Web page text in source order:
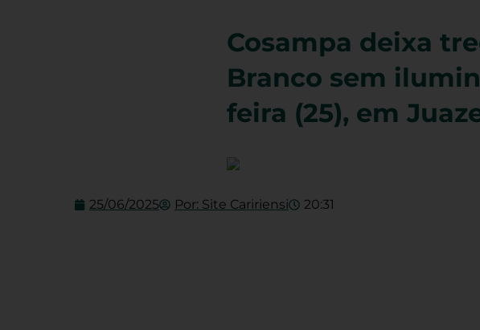
Cosampa deixa
Branco sem
feira (25), em
25/06/2025 Por: Site Caririensi 20:31